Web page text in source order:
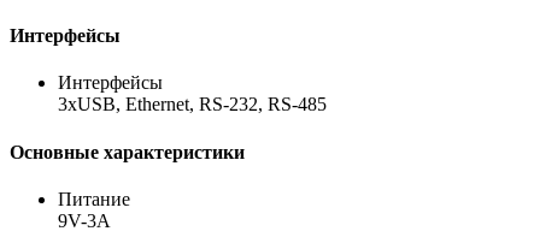
Интерфейсы
Интерфейсы
3хUSB, Ethernet, RS-232, RS-485
Основные характеристики
Питание
9V-3A